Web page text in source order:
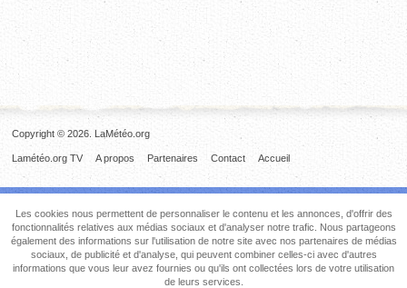
Copyright © 2026. LaMétéo.org
Accueil
Contact
Partenaires
A propos
Lamétéo.org TV
Les cookies nous permettent de personnaliser le contenu et les annonces, d'offrir des
fonctionnalités relatives aux médias sociaux et d'analyser notre trafic. Nous partageons
également des informations sur l'utilisation de notre site avec nos partenaires de médias
sociaux, de publicité et d'analyse, qui peuvent combiner celles-ci avec d'autres
informations que vous leur avez fournies ou qu'ils ont collectées lors de votre utilisation
de leurs services.